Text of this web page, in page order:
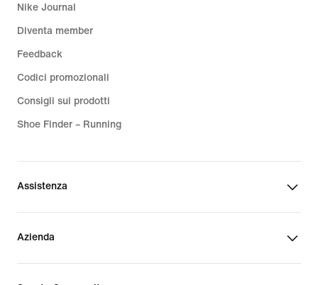
Nike Journal
Diventa member
Feedback
Codici promozionali
Consigli sui prodotti
Shoe Finder – Running
Assistenza
Azienda